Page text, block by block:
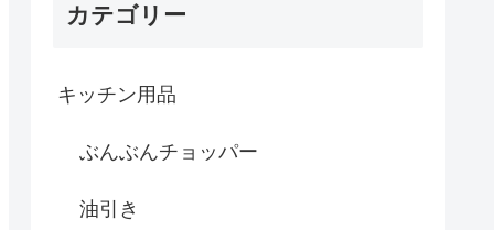
カテゴリー
キッチン用品
ぶんぶんチョッパー
油引き